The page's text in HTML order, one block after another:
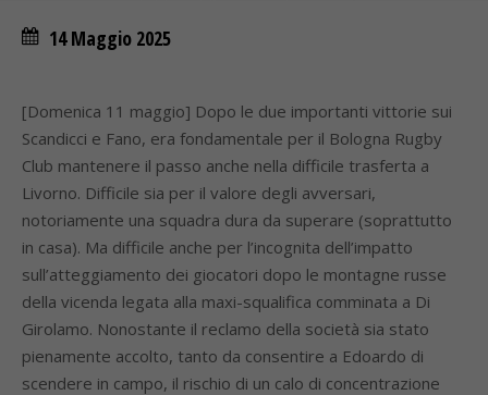
14 Maggio 2025
[Domenica 11 maggio] Dopo le due importanti vittorie sui
Scandicci e Fano, era fondamentale per il Bologna Rugby
Club mantenere il passo anche nella difficile trasferta a
Livorno. Difficile sia per il valore degli avversari,
notoriamente una squadra dura da superare (soprattutto
in casa). Ma difficile anche per l’incognita dell’impatto
sull’atteggiamento dei giocatori dopo le montagne russe
della vicenda legata alla maxi-squalifica comminata a Di
Girolamo. Nonostante il reclamo della società sia stato
pienamente accolto, tanto da consentire a Edoardo di
scendere in campo, il rischio di un calo di concentrazione